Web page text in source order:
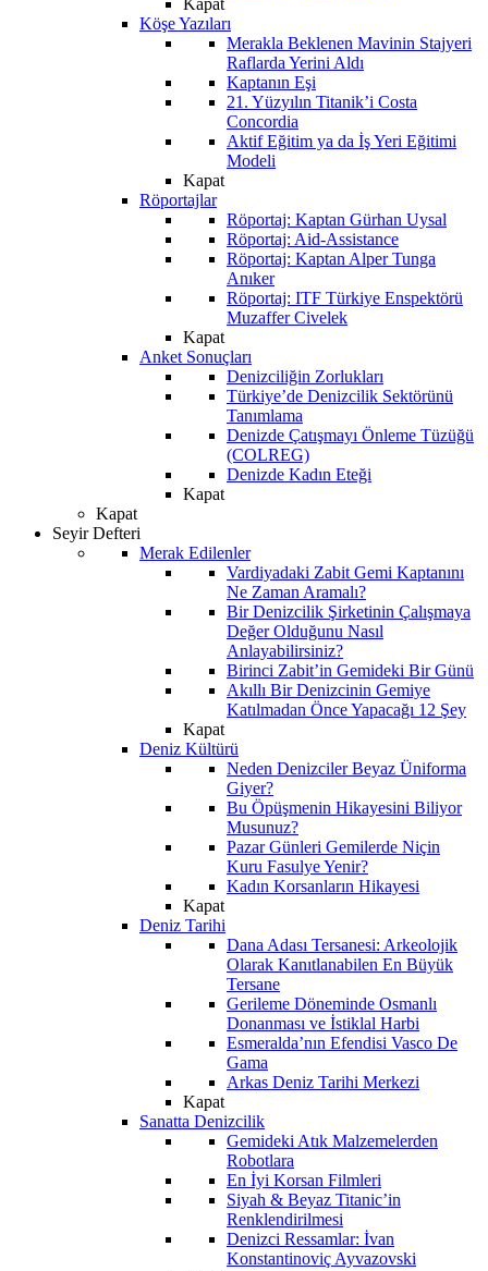
Köşe Yazıları
Merakla Beklenen Mavinin Stajyeri
Raflarda Yerini Aldı
Kaptanın Eşi
21. Yüzyılın Titanik’i Costa
Concordia
Aktif Eğitim ya da İş Yeri Eğitimi
Modeli
Kapat
Röportajlar
Röportaj: Kaptan Gürhan Uysal
Röportaj: Aid-Assistance
Röportaj: Kaptan Alper Tunga
Anıker
Röportaj: ITF Türkiye Enspektörü
Muzaffer Civelek
Kapat
Anket Sonuçları
Denizciliğin Zorlukları
Türkiye’de Denizcilik Sektörünü
Tanımlama
Denizde Çatışmayı Önleme Tüzüğü
(COLREG)
Denizde Kadın Eteği
Kapat
Kapat
Seyir Defteri
Merak Edilenler
Vardiyadaki Zabit Gemi Kaptanını
Ne Zaman Aramalı?
Bir Denizcilik Şirketinin Çalışmaya
Değer Olduğunu Nasıl
Anlayabilirsiniz?
Birinci Zabit’in Gemideki Bir Günü
Akıllı Bir Denizcinin Gemiye
Katılmadan Önce Yapacağı 12 Şey
Kapat
Deniz Kültürü
Neden Denizciler Beyaz Üniforma
Giyer?
Bu Öpüşmenin Hikayesini Biliyor
Musunuz?
Pazar Günleri Gemilerde Niçin
Kuru Fasulye Yenir?
Kadın Korsanların Hikayesi
Kapat
Deniz Tarihi
Dana Adası Tersanesi: Arkeolojik
Olarak Kanıtlanabilen En Büyük
Tersane
Gerileme Döneminde Osmanlı
Donanması ve İstiklal Harbi
Esmeralda’nın Efendisi Vasco De
Gama
Arkas Deniz Tarihi Merkezi
Kapat
Sanatta Denizcilik
Gemideki Atık Malzemelerden
Robotlara
En İyi Korsan Filmleri
Siyah & Beyaz Titanic’in
Renklendirilmesi
Denizci Ressamlar: İvan
Konstantinoviç Ayvazovski